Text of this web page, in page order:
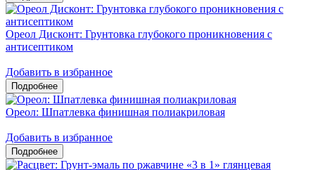
Ореол Дисконт: Грунтовка глубокого проникновения с
антисептиком
Добавить в избранное
Ореол: Шпатлевка финишная полиакриловая
Добавить в избранное